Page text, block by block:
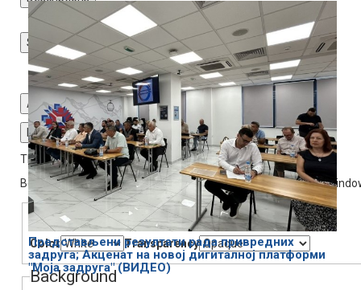
descriptions off
, selected
Subtitles
subtitles settings , opens subtitles settings dialog
subtitles off, selected
Audio Track
Fullscreen
This is a modal window.
Beginning of dialog window. Escape will cancel and close the
Text
Color Transparency
Background
Представљени резултати рада привредних
задруга; Акценат на новој дигиталној платформи
"Моја задруга" (ВИДЕО)